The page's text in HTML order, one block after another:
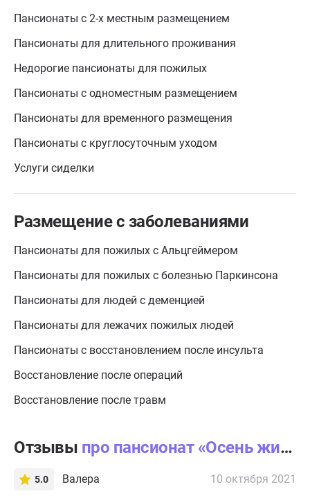
Пансионаты с 2-х местным размещением
Пансионаты для длительного проживания
Недорогие пансионаты для пожилых
Пансионаты с одноместным размещением
Пансионаты для временного размещения
Пансионаты с круглосуточным уходом
Услуги сиделки
Размещение с заболеваниями
Пансионаты для пожилых с Альцгеймером
Пансионаты для пожилых с болезнью Паркинсона
Пансионаты для людей с деменцией
Пансионаты для лежачих пожилых людей
Пансионаты с восстановлением после инсульта
Восстановление после операций
Восстановление после травм
Отзывы про пансионат «Осень жизни» Опалиха
5.0 Валера 10 октября 2021